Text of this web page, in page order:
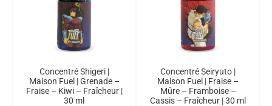
Concentré Shigeri |
Maison Fuel | Grenade –
Fraise – Kiwi – Fraîcheur |
30 ml
Concentré Seiryuto |
Maison Fuel | Fraise –
Mûre – Framboise –
Cassis – Fraîcheur | 30 ml